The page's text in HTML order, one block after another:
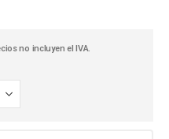
no incluyen el IVA.